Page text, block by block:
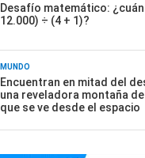
Desafío matemático:
12.000) ÷ (4 + 1)?
MUNDO
Encuentran en mitad del
una reveladora montaña
que se ve desde el espacio